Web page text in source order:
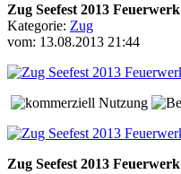
Zug Seefest 2013 Feuerwerk
Kategorie: Zug
vom: 13.08.2013 21:44
Zug Seefest 2013 Feuerwerk